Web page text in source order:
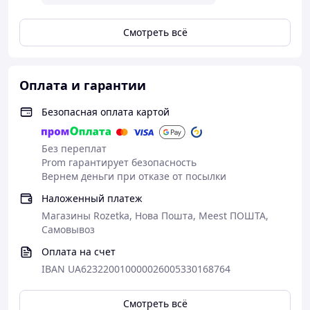
B5, D3, E), ксантановая камедь.
АНАЛИЗ СОСТАВА: протеин – 6.5%, жир – 0.1%,
Калорийность: 6.5 ккал/шт., 463 ккал/кг.
Смотреть всё
Оплата и гарантии
Безопасная оплата картой
Без переплат
Prom гарантирует безопасность
Вернем деньги при отказе от посылки
Наложенный платеж
Магазины Rozetka, Нова Пошта, Meest ПОШТА,
Самовывоз
Оплата на счет
IBAN UA623220010000026005330168764
Смотреть всё